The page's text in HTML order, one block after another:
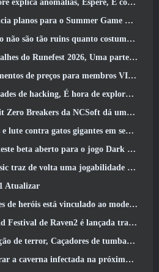
Espere, E como uma organização ‘secreta’ rastreia tudo
planos para o Summer Game Fest
são tão ruins quanto costumavam ser
Uma parte da comemoração do 25º aniversário do RuneScape IP
para membros VIP do Lord Of The Rings Online
É hora de explorar a cidade noturna em ondas uivantes
dá uma ideia do que esperar do próximo teste do prólogo
em seu tempo de inatividade na última atualização de Where Winds Meet
o jogo Dark Fantasy Extraction, Caçador da Névoa
jogabilidade justa de MMORPG e CBT abre em junho 4
Atualizar
vinculado ao modelo de serviço ao vivo F2P?
é lançada trazendo consigo a nova classe Warlord
Caçadores de tumbas, Lançamentos no Ocidente
infectada na próxima atualização do Eterspire